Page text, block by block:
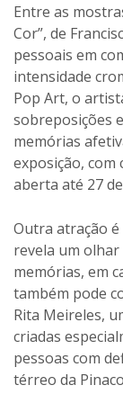
Entre as
Cor”, de
pessoais em
intensidade
Pop Art, o
sobreposições
memórias
exposição, com
aberta até 27
Outra atração é
revela um
memórias, em
também pode
Rita Meireles,
criadas
pessoas com
térreo da